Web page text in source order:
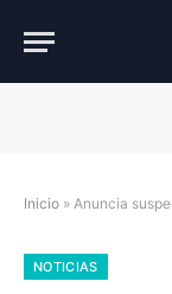
Inicio » Anuncia
NOTICIAS